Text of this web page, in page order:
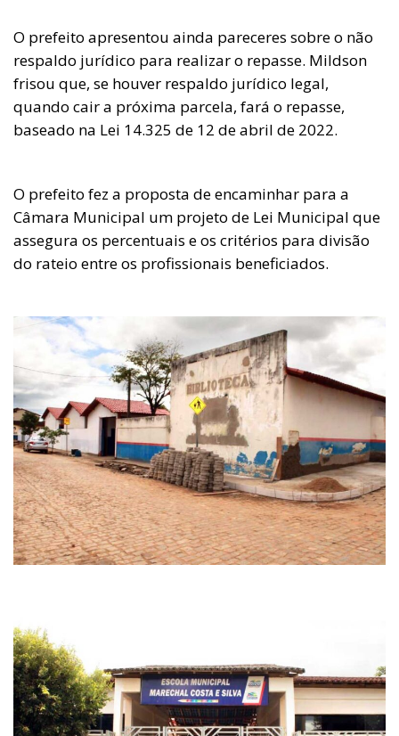
O prefeito apresentou ainda pareceres sobre o não
respaldo jurídico para realizar o repasse. Mildson
frisou que, se houver respaldo jurídico legal,
quando cair a próxima parcela, fará o repasse,
baseado na Lei 14.325 de 12 de abril de 2022.
O prefeito fez a proposta de encaminhar para a
Câmara Municipal um projeto de Lei Municipal que
assegura os percentuais e os critérios para divisão
do rateio entre os profissionais beneficiados.